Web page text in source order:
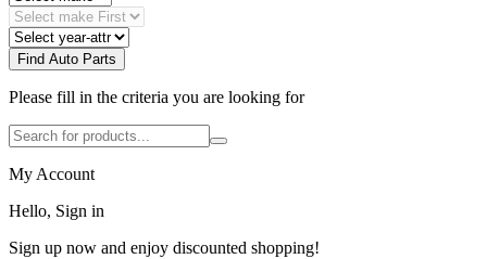
Find Auto Parts
Please fill in the criteria you are looking for
My Account
Hello, Sign in
Sign up now and enjoy discounted shopping!